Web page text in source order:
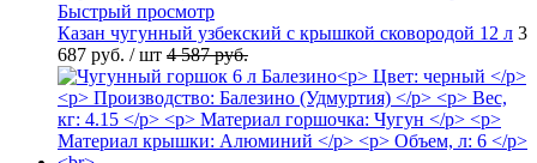
Быстрый просмотр
Казан чугунный узбекский с крышкой сковородой 12 л 3
687 руб. / шт 4 587 руб.